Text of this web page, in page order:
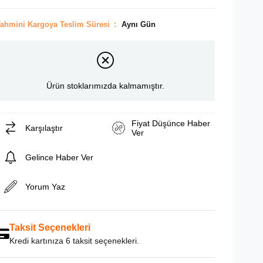
Kargoya Teslim Süresi : Aynı Gün
Ürün stoklarımızda kalmamıştır.
Karşılaştır
Fiyat Düşünce Haber
Ver
Gelince Haber Ver
Yorum Yaz
Taksit Seçenekleri
Kredi kartınıza 6 taksit seçenekleri.